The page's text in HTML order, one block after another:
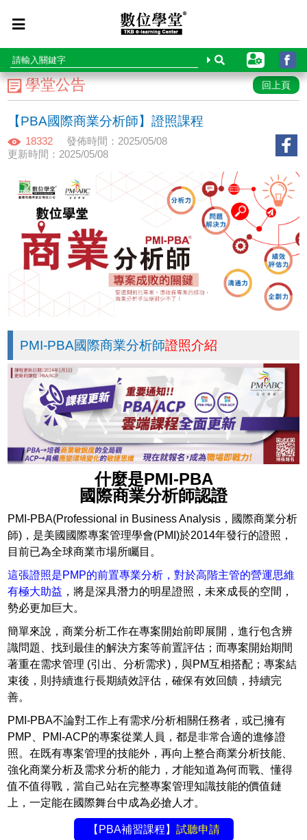
學堂公告 回上頁
【PBA國際商業分析師】證照課程
18332
發佈時間：2025/05/08
更新時間：2025/05/08
PMI-PBA國際商業分析師證照介紹
什麼是PMI-PBA
國際商業分析師認證
PMI-PBA(Professional in Business Analysis，國際商業分析
師)，是美國國際專案管理學會(PMI)於2014年發行的證照，
目前已為全球商業市場所矚目。
這張證照是PMP的前置專業分析，對於高階主管的營運思維
有極大助益 ，將是深具潛力的明星證照，未來成長的空間，
勢必更加巨大。
簡單來說，商業分析工作在專案開始前即展開，進行包含辨
識問題、找到最佳的解決方案等前置評估；而專案開始期間
著重在需求管理 (引出、分析需求)，與PM互相搭配；專案結
束後，則持續進行長期績效評估，確保有效回饋，持續完
善。
PMI-PBA不論對工作上有需求/分析相關任務者，或已擁有
PMP、PMI-ACP的專案從業人員，都是非常合適的進修證
照。在既有專案管理的技能外，再向上整合商業分析技能、
強化商業分析及需求分析的能力，才能知道為何而戰、懂得
值不值得戰，當自己站在完整專案管理知識技能的價值鏈
上，一定能在國際舞台中成為必搶人才。
【PBA補習課程】 試聽申請